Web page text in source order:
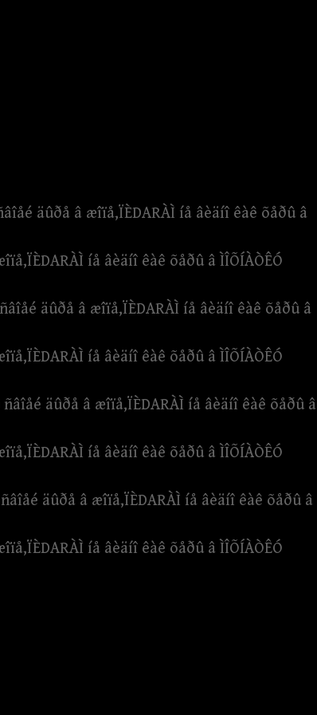
äûðå â æîïå,ÏÈDARÀÌ íå âèäíî êàê õåðû â
íå âèäíî êàê õåðû â ÌÎÕÍÀÒÊÓ
äûðå â æîïå,ÏÈDARÀÌ íå âèäíî êàê õåðû â
íå âèäíî êàê õåðû â ÌÎÕÍÀÒÊÓ
äûðå â æîïå,ÏÈDARÀÌ íå âèäíî êàê õåðû â
íå âèäíî êàê õåðû â ÌÎÕÍÀÒÊÓ
äûðå â æîïå,ÏÈDARÀÌ íå âèäíî êàê õåðû â
íå âèäíî êàê õåðû â ÌÎÕÍÀÒÊÓ